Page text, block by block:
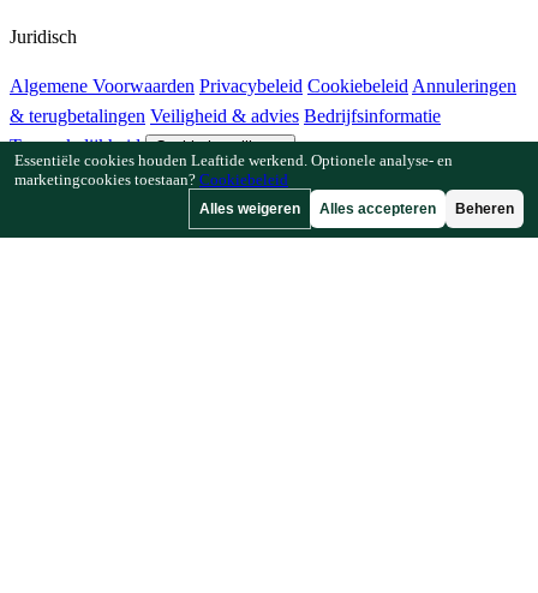
Juridisch
Algemene Voorwaarden Privacybeleid Cookiebeleid Annuleringen
& terugbetalingen Veiligheid & advies Bedrijfsinformatie
Toegankelijkheid
Cookie-instellingen
Hoe Leaftide werkt Tuinplanner-gids Plantenbibliotheek Tuingalerij
Essentiële cookies houden Leaftide werkend. Optionele analyse- en
marketingcookies toestaan? Cookiebeleid
Alles weigeren Alles accepteren Beheren